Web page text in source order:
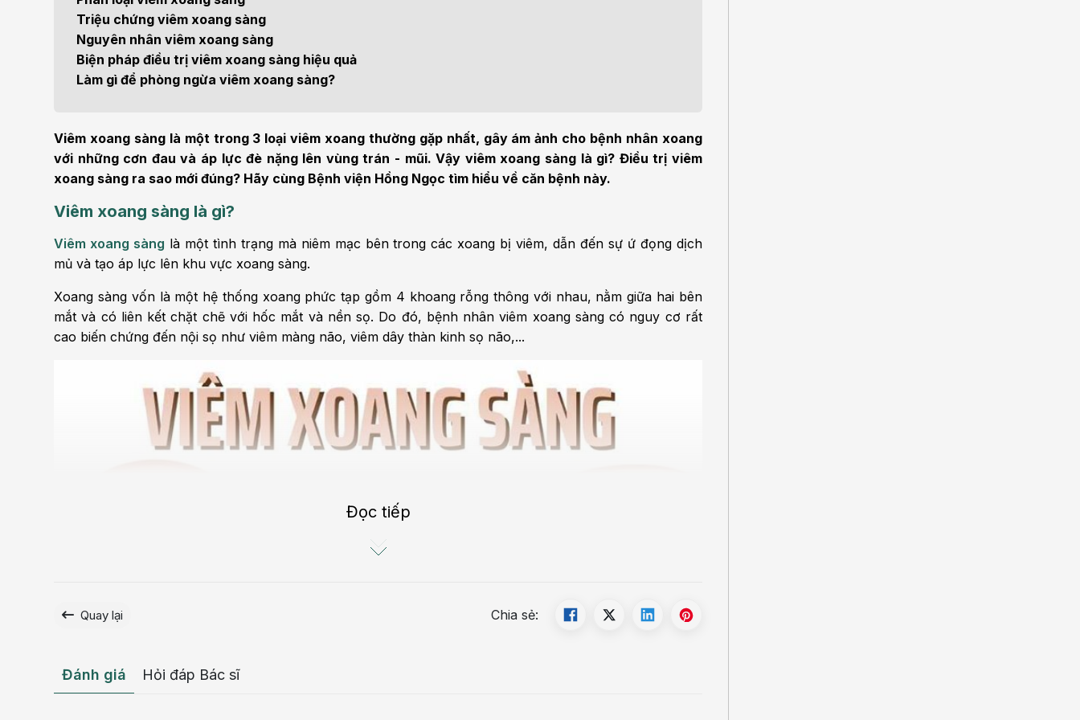
Thẩm mỹ
Tiêu hóa - Gan - Mật
Cấp cứu - Hồi sức tích
cực
Thận - Tiết niệu
chức năng
Chấn thương chỉnh hình
thần
Nam học
Triệu chứng viêm xoang sàng
Nguyên nhân viêm xoang sàng
Biện pháp điều trị viêm xoang sàng hiệu quả
Làm gì để phòng ngừa viêm xoang sàng?
Viêm xoang sàng là một trong 3 loại viêm xoang thường gặp nhất, gây ám ảnh cho bệnh nhân xoang
với những cơn đau và áp lực đè nặng lên vùng trán - mũi. Vậy viêm xoang sàng là gì? Điều trị viêm
xoang sàng ra sao mới đúng? Hãy cùng Bệnh viện Hồng Ngọc tìm hiểu về căn bệnh này.
Viêm xoang sàng là gì?
Viêm xoang sàng là một tình trạng mà niêm mạc bên trong các xoang bị viêm, dẫn đến sự ứ đọng dịch
mủ và tạo áp lực lên khu vực xoang sàng.
Xoang sàng vốn là một hệ thống xoang phức tạp gồm 4 khoang rỗng thông với nhau, nằm giữa hai bên
mắt và có liên kết chặt chẽ với hốc mắt và nền sọ. Do đó, bệnh nhân viêm xoang sàng có nguy cơ rất
cao biến chứng đến nội sọ như viêm màng não, viêm dây thàn kinh sọ não,...
Đọc tiếp
Quay lại Chia sẻ:
Đánh giá Hỏi đáp Bác sĩ